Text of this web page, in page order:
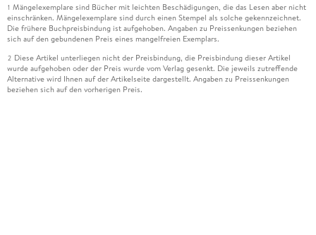
1 Mängelexemplare sind Bücher mit leichten Beschädigungen, die das Lesen aber nicht
einschränken. Mängelexemplare sind durch einen Stempel als solche gekennzeichnet.
Die frühere Buchpreisbindung ist aufgehoben. Angaben zu Preissenkungen beziehen
sich auf den gebundenen Preis eines mangelfreien Exemplars.
2 Diese Artikel unterliegen nicht der Preisbindung, die Preisbindung dieser Artikel
wurde aufgehoben oder der Preis wurde vom Verlag gesenkt. Die jeweils zutreffende
Alternative wird Ihnen auf der Artikelseite dargestellt. Angaben zu Preissenkungen
beziehen sich auf den vorherigen Preis.